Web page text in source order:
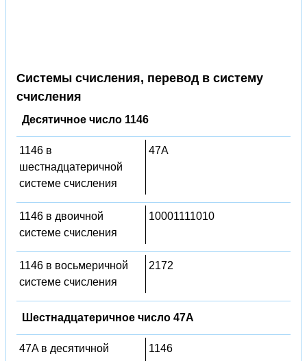
Системы счисления, перевод в систему
счисления
Десятичное число 1146
1146 в
шестнадцатеричной
системе счисления
47A
1146 в двоичной
системе счисления
10001111010
1146 в восьмеричной
системе счисления
2172
Шестнадцатеричное число 47A
47A в десятичной
1146